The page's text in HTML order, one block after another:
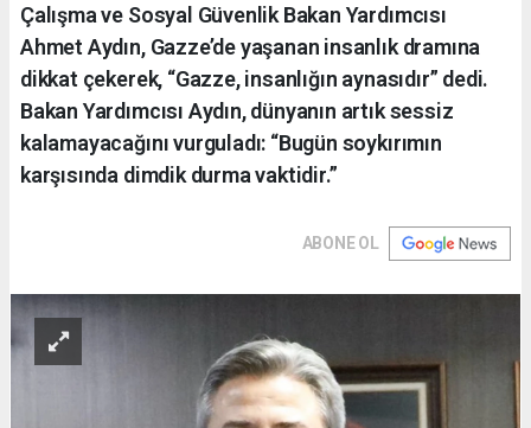
Çalışma ve Sosyal Güvenlik Bakan Yardımcısı
Ahmet Aydın, Gazze’de yaşanan insanlık dramına
dikkat çekerek, “Gazze, insanlığın aynasıdır” dedi.
Bakan Yardımcısı Aydın, dünyanın artık sessiz
kalamayacağını vurguladı: “Bugün soykırımın
karşısında dimdik durma vaktidir.”
ABONE OL